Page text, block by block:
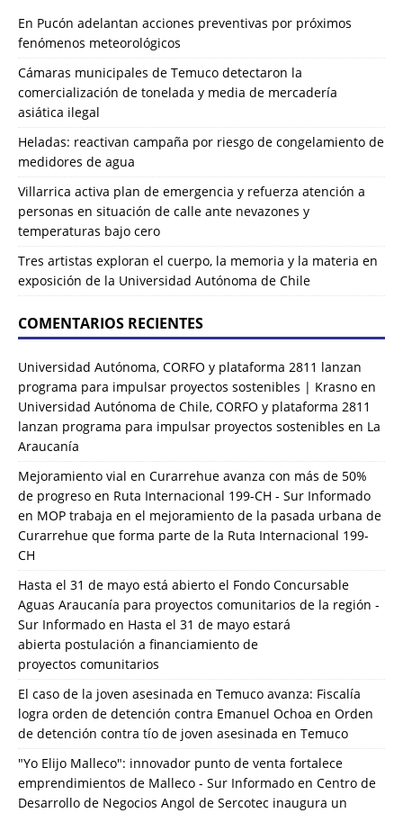
En Pucón adelantan acciones preventivas por próximos
fenómenos meteorológicos
Cámaras municipales de Temuco detectaron la
comercialización de tonelada y media de mercadería
asiática ilegal
Heladas: reactivan campaña por riesgo de congelamiento de
medidores de agua
Villarrica activa plan de emergencia y refuerza atención a
personas en situación de calle ante nevazones y
temperaturas bajo cero
Tres artistas exploran el cuerpo, la memoria y la materia en
exposición de la Universidad Autónoma de Chile
COMENTARIOS RECIENTES
Universidad Autónoma, CORFO y plataforma 2811 lanzan
programa para impulsar proyectos sostenibles | Krasno en
Universidad Autónoma de Chile, CORFO y plataforma 2811
lanzan programa para impulsar proyectos sostenibles en La
Araucanía
Mejoramiento vial en Curarrehue avanza con más de 50%
de progreso en Ruta Internacional 199-CH - Sur Informado
en MOP trabaja en el mejoramiento de la pasada urbana de
Curarrehue que forma parte de la Ruta Internacional 199-
CH
Hasta el 31 de mayo está abierto el Fondo Concursable
Aguas Araucanía para proyectos comunitarios de la región -
Sur Informado en Hasta el 31 de mayo estará
abierta postulación a financiamiento de
proyectos comunitarios
El caso de la joven asesinada en Temuco avanza: Fiscalía
logra orden de detención contra Emanuel Ochoa en Orden
de detención contra tío de joven asesinada en Temuco
"Yo Elijo Malleco": innovador punto de venta fortalece
emprendimientos de Malleco - Sur Informado en Centro de
Desarrollo de Negocios Angol de Sercotec inaugura un